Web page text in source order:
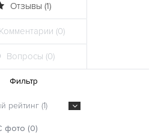
Отзывы (1)
Комментарии (0)
Вопросы (0)
Фильтр
рейтинг (1)
фото (0)